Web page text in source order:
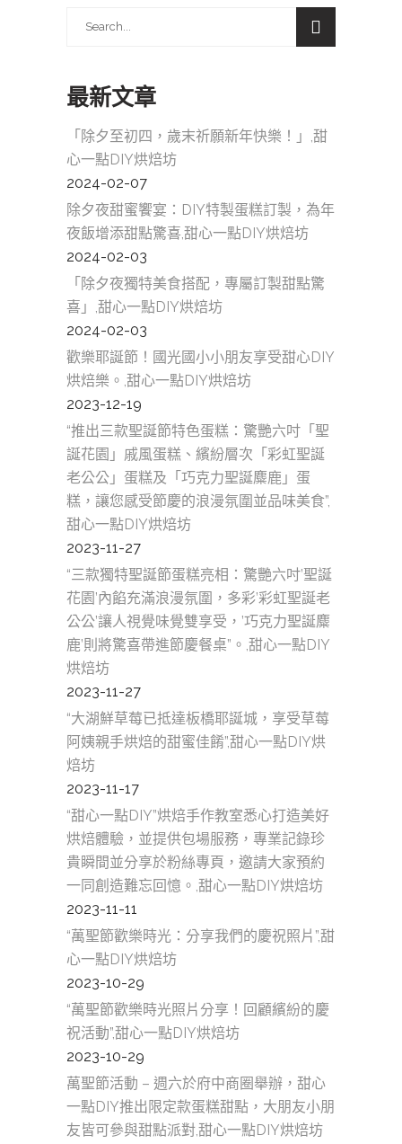
最新文章
「除夕至初四，歲末祈願新年快樂！」,甜
心一點DIY烘焙坊
2024-02-07
除夕夜甜蜜饗宴：DIY特製蛋糕訂製，為年
夜飯增添甜點驚喜,甜心一點DIY烘焙坊
2024-02-03
「除夕夜獨特美食搭配，專屬訂製甜點驚
喜」,甜心一點DIY烘焙坊
2024-02-03
歡樂耶誕節！國光國小小朋友享受甜心DIY
烘焙樂。,甜心一點DIY烘焙坊
2023-12-19
“推出三款聖誕節特色蛋糕：驚艷六吋「聖
誕花園」戚風蛋糕、繽紛層次「彩虹聖誕
老公公」蛋糕及「巧克力聖誕麋鹿」蛋
糕，讓您感受節慶的浪漫氛圍並品味美食”,
甜心一點DIY烘焙坊
2023-11-27
“三款獨特聖誕節蛋糕亮相：驚艷六吋’聖誕
花園’內餡充滿浪漫氛圍，多彩’彩虹聖誕老
公公’讓人視覺味覺雙享受，’巧克力聖誕麋
鹿’則將驚喜帶進節慶餐桌”。,甜心一點DIY
烘焙坊
2023-11-27
“大湖鮮草莓已抵達板橋耶誕城，享受草莓
阿姨親手烘焙的甜蜜佳餚”,甜心一點DIY烘
焙坊
2023-11-17
“甜心一點DIY”烘焙手作教室悉心打造美好
烘焙體驗，並提供包場服務，專業記錄珍
貴瞬間並分享於粉絲專頁，邀請大家預約
一同創造難忘回憶。,甜心一點DIY烘焙坊
2023-11-11
“萬聖節歡樂時光：分享我們的慶祝照片”,甜
心一點DIY烘焙坊
2023-10-29
“萬聖節歡樂時光照片分享！回顧繽紛的慶
祝活動”,甜心一點DIY烘焙坊
2023-10-29
萬聖節活動 – 週六於府中商圈舉辦，甜心
一點DIY推出限定款蛋糕甜點，大朋友小朋
友皆可參與甜點派對,甜心一點DIY烘焙坊